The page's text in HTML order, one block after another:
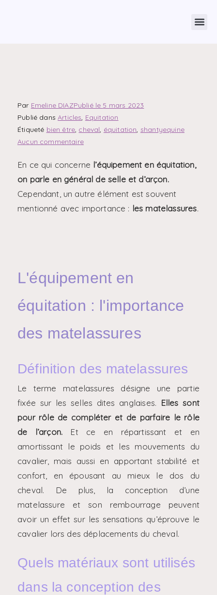
Par Emeline DIAZPublié le 5 mars 2023
Publié dansArticles, Equitation
Étiqueté bien être, cheval, équitation, shantyequine
Aucun commentaire
En ce qui concerne l’équipement en équitation,
on parle en général de selle et d’arçon.
Cependant, un autre élément est souvent
mentionné avec importance : les matelassures.
L'équipement en
équitation : l'importance
des matelassures
Définition des matelassures
Le terme matelassures désigne une partie
fixée sur les selles dites anglaises. Elles sont
pour rôle de compléter et de parfaire le rôle
de l’arçon. Et ce en répartissant et en
amortissant le poids et les mouvements du
cavalier, mais aussi en apportant stabilité et
confort, en épousant au mieux le dos du
cheval. De plus, la conception d’une
matelassure et son rembourrage peuvent
avoir un effet sur les sensations qu’éprouve le
cavalier lors des déplacements du cheval.
Quels matériaux sont utilisés
dans la conception des